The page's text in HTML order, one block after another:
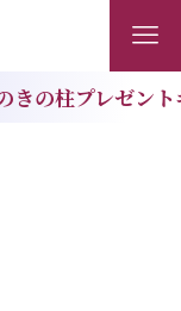
の柱プレゼント